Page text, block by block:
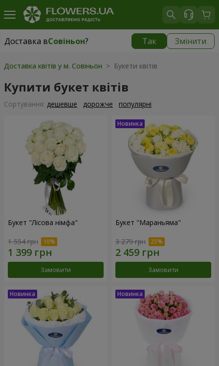
Доставка вСовіньон? Так Змінити
Доставка вСовіньон|
Доставка квітів у м. Совіньон > Букети квітів
Купити букет квітів
Сортування: дешевше дорожче популярні
Букет "Лісова німфа"
1 554 грн
Замовити
Букет "Мараньяма"
3 279 грн
Замовити